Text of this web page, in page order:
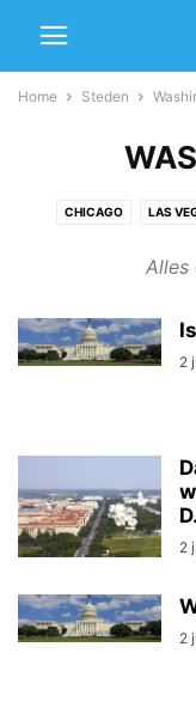
Home Steden
CHICAGO LAS
Alles
2
2
2